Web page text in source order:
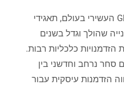
דרום קוריאה המדינה בעלת ה-GDP העשירי בעולם, תאגידי
שהולך וגדל בשנים
הזדמנויות כלכליות רבות.
הסכם סחר נרחב וחדשני בין
הזדמנות עיסקית עבור